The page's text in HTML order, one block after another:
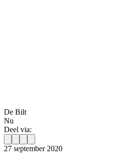
De Bilt
Nu
Deel via:
27 september 2020